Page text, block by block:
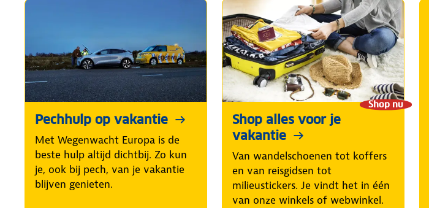
Pechhulp op vakantie
Met Wegenwacht Europa is de
beste hulp altijd dichtbij. Zo kun
je, ook bij pech, van je vakantie
blijven genieten.
Shop nu
Shop alles voor je
vakantie
Van wandelschoenen tot koffers
en van reisgidsen tot
milieustickers. Je vindt het in één
van onze winkels of webwinkel.